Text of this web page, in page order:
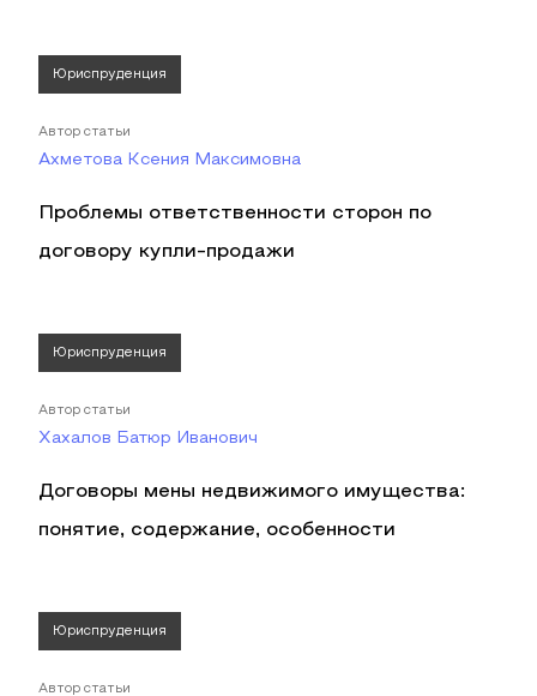
Юриспруденция
Автор статьи
Ахметова Ксения Максимовна
Проблемы ответственности сторон по
договору купли-продажи
Юриспруденция
Автор статьи
Хахалов Батюр Иванович
Договоры мены недвижимого имущества:
понятие, содержание, особенности
Юриспруденция
Автор статьи